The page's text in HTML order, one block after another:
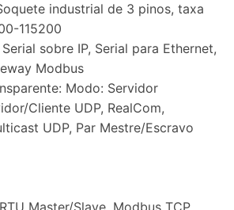
industrial de 3 pinos, taxa
115200
sobre IP, Serial para Ethernet,
Modbus
Modo: Servidor
Cliente UDP, RealCom,
UDP, Par Mestre/Escravo
Master/Slave, Modbus TCP